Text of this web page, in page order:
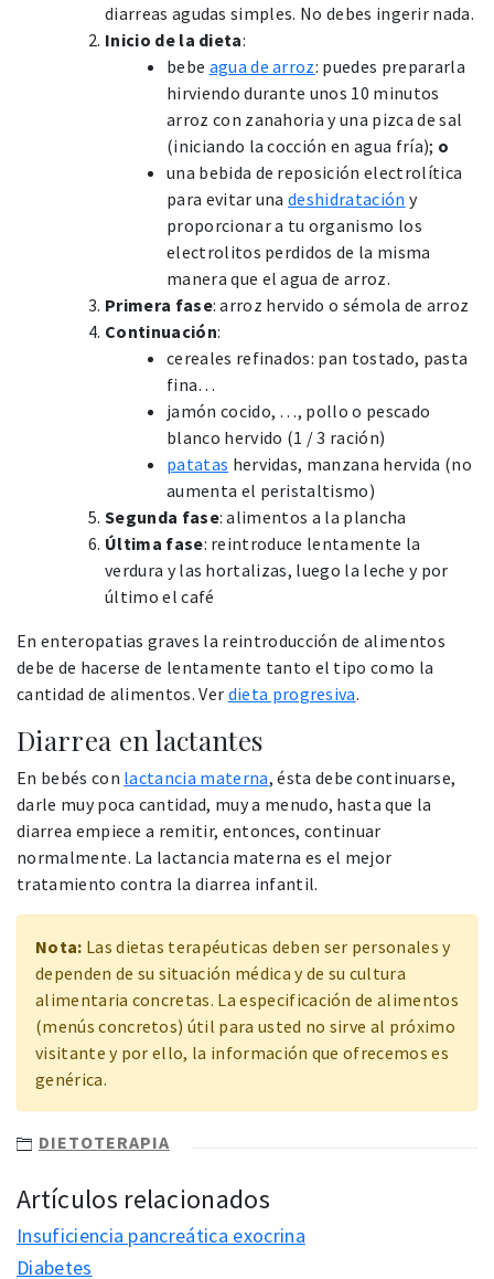
diarreas agudas simples. No debes ingerir nada.
Inicio de la dieta:
bebe agua de arroz: puedes prepararla
hirviendo durante unos 10 minutos
arroz con zanahoria y una pizca de sal
(iniciando la cocción en agua fría); o
una bebida de reposición electrolítica
para evitar unadeshidratación y
proporcionar a tu organismo los
electrolitos perdidos de la misma
manera que el agua de arroz.
Primera fase: arroz hervido o sémola de arroz
Continuación:
cereales refinados: pan tostado, pasta
fina…
jamón cocido, …, pollo o pescado
blanco hervido (1 / 3 ración)
patatas hervidas, manzana hervida (no
aumenta el peristaltismo)
Segunda fase: alimentos a la plancha
Última fase: reintroduce lentamente la
verdura y las hortalizas, luego la leche y por
último el café
En enteropatias graves la reintroducción de alimentos
debe de hacerse de lentamente tanto el tipo como la
cantidad de alimentos. Ver dieta progresiva.
Diarrea en lactantes
En bebés con lactancia materna, ésta debe continuarse,
darle muy poca cantidad, muy a menudo, hasta que la
diarrea empiece a remitir, entonces, continuar
normalmente. La lactancia materna es el mejor
tratamiento contra la diarrea infantil.
Nota: Las dietas terapéuticas deben ser personales y
dependen de su situación médica y de su cultura
alimentaria concretas. La especificación de alimentos
(menús concretos) útil para usted no sirve al próximo
visitante y por ello, la información que ofrecemos es
genérica.
DIETOTERAPIA
Artículos relacionados
Insuficiencia pancreática exocrina
Diabetes